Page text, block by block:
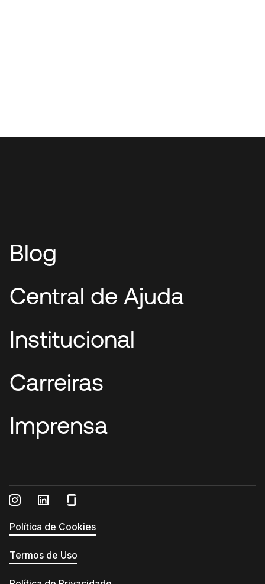
Blog
Central de Ajuda
Institucional
Carreiras
Imprensa
Política de Cookies
Termos de Uso